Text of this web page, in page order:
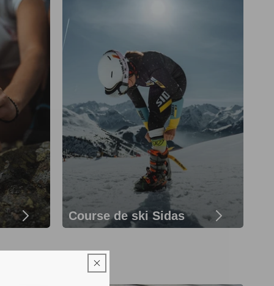
Course de ski Sidas